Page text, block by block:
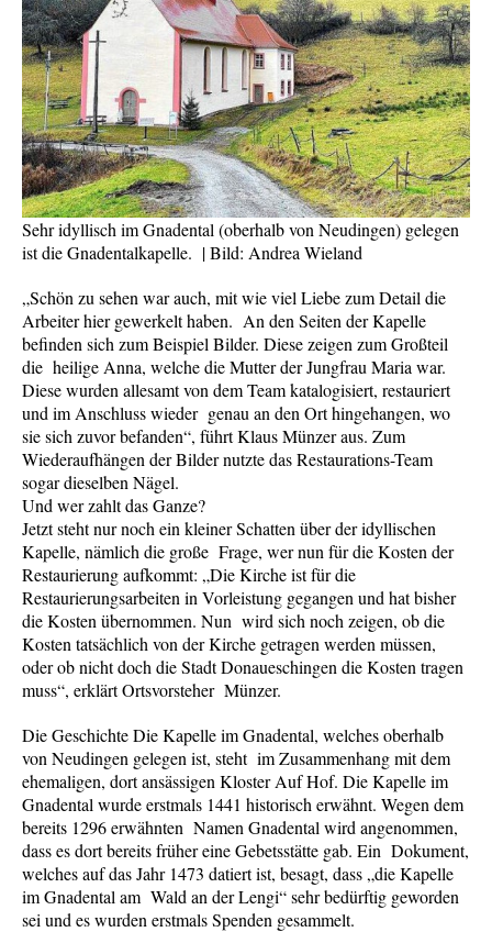
Sehr idyllisch im Gnadental (oberhalb von Neudingen) gelegen
ist die Gnadentalkapelle. | Bild: Andrea Wieland
„Schön zu sehen war auch, mit wie viel Liebe zum Detail die
Arbeiter hier gewerkelt haben. An den Seiten der Kapelle
befinden sich zum Beispiel Bilder. Diese zeigen zum Großteil
die heilige Anna, welche die Mutter der Jungfrau Maria war.
Diese wurden allesamt von dem Team katalogisiert, restauriert
und im Anschluss wieder genau an den Ort hingehangen, wo
sie sich zuvor befanden“, führt Klaus Münzer aus. Zum
Wiederaufhängen der Bilder nutzte das Restaurations-Team
sogar dieselben Nägel.
Und wer zahlt das Ganze?
Jetzt steht nur noch ein kleiner Schatten über der idyllischen
Kapelle, nämlich die große Frage, wer nun für die Kosten der
Restaurierung aufkommt: „Die Kirche ist für die
Restaurierungsarbeiten in Vorleistung gegangen und hat bisher
die Kosten übernommen. Nun wird sich noch zeigen, ob die
Kosten tatsächlich von der Kirche getragen werden müssen,
oder ob nicht doch die Stadt Donaueschingen die Kosten tragen
muss“, erklärt Ortsvorsteher Münzer.
Die Geschichte Die Kapelle im Gnadental, welches oberhalb
von Neudingen gelegen ist, steht im Zusammenhang mit dem
ehemaligen, dort ansässigen Kloster Auf Hof. Die Kapelle im
Gnadental wurde erstmals 1441 historisch erwähnt. Wegen dem
bereits 1296 erwähnten Namen Gnadental wird angenommen,
dass es dort bereits früher eine Gebetsstätte gab. Ein Dokument,
welches auf das Jahr 1473 datiert ist, besagt, dass „die Kapelle
im Gnadental am Wald an der Lengi“ sehr bedürftig geworden
sei und es wurden erstmals Spenden gesammelt.